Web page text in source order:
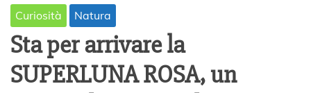
Curiosità Natura
Sta per arrivare la
SUPERLUNA ROSA, un